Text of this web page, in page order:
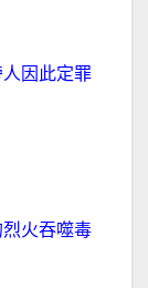
因此定罪
火吞噬毒